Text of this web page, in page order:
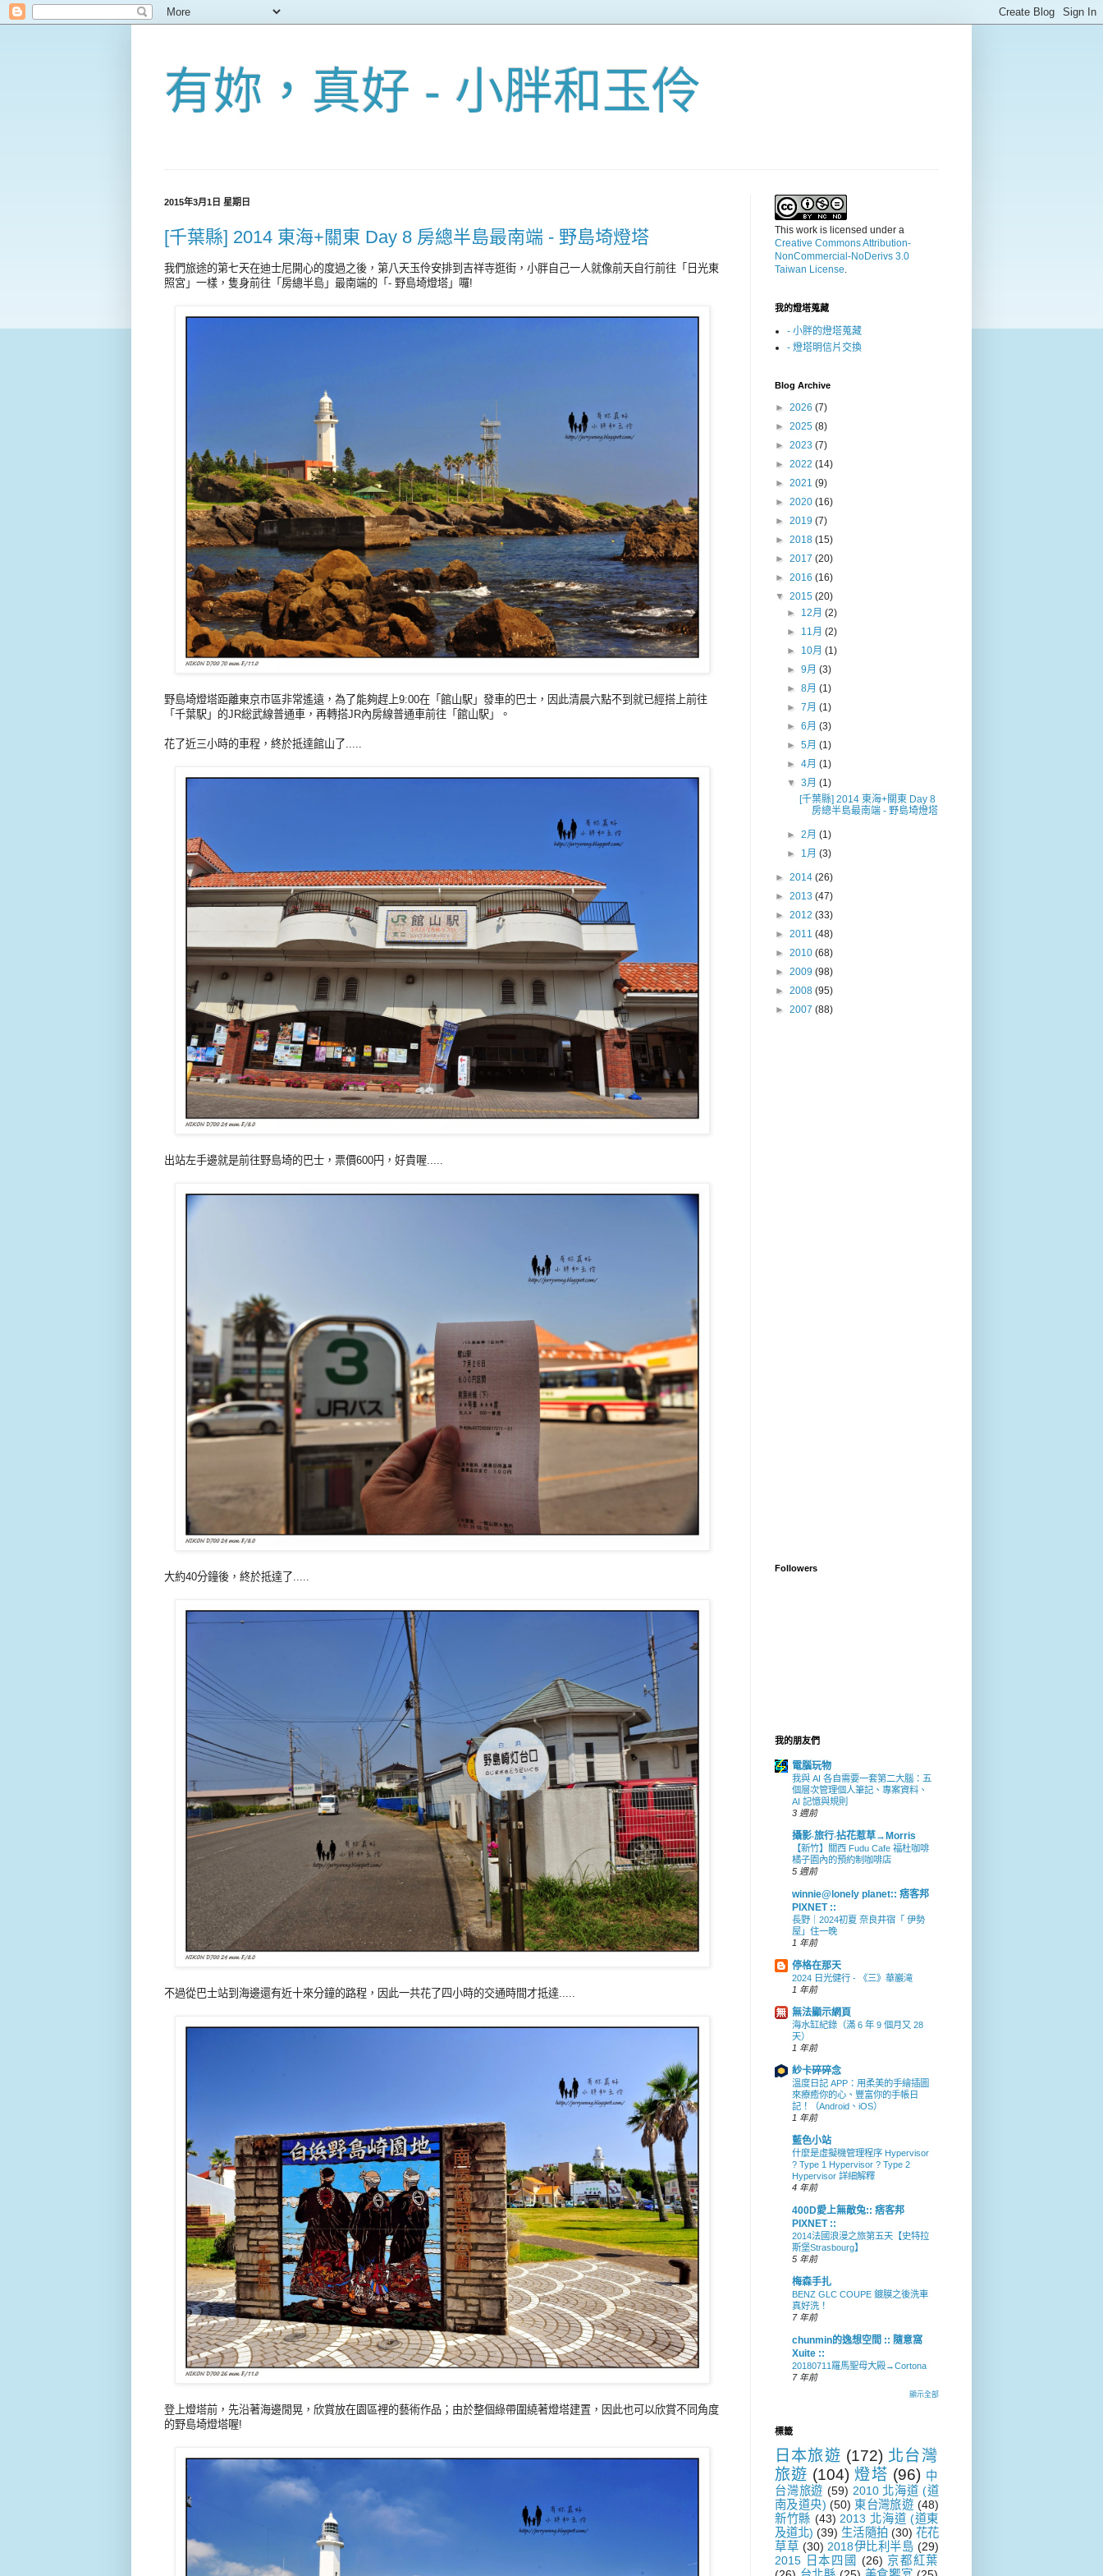
有妳，真好 - 小胖和玉伶
2015年3月1日 星期日
[千葉縣] 2014 東海+關東 Day 8 房總半島最南端 - 野島埼燈塔
我們旅途的第七天在迪士尼開心的度過之後，第八天玉伶安排到吉祥寺逛街，小胖自己一人就像前天自行前往「日光東
照宮」一樣，隻身前往「房總半島」最南端的「- 野島埼燈塔」囉!
野島埼燈塔距離東京市區非常遙遠，為了能夠趕上9:00在「館山駅」發車的巴士，因此清晨六點不到就已經搭上前往
「千葉駅」的JR総武線普通車，再轉搭JR內房線普通車前往「館山駅」。
花了近三小時的車程，終於抵達館山了.....
出站左手邊就是前往野島埼的巴士，票價600円，好貴喔.....
大約40分鐘後，終於抵達了.....
不過從巴士站到海邊還有近十來分鐘的路程，因此一共花了四小時的交通時間才抵達.....
登上燈塔前，先沿著海邊閒晃，欣賞放在園區裡的藝術作品；由於整個綠帶圍繞著燈塔建置，因此也可以欣賞不同角度
的野島埼燈塔喔!
This work is licensed under a
Creative Commons Attribution-
NonCommercial-NoDerivs 3.0
Taiwan License.
我的燈塔蒐藏
- 小胖的燈塔蒐藏
- 燈塔明信片交換
Blog Archive
► 2026 (7)
► 2025 (8)
► 2023 (7)
► 2022 (14)
► 2021 (9)
► 2020 (16)
► 2019 (7)
► 2018 (15)
► 2017 (20)
► 2016 (16)
▼ 2015 (20)
► 12月(2)
► 11月(2)
► 10月(1)
►9月(3)
►8月(1)
►7月(1)
►6月(3)
►5月(1)
►4月(1)
▼3月(1)
[千葉縣] 2014 東海+關東 Day 8
房總半島最南端 - 野島埼燈塔
►2月(1)
► 1月(3)
► 2014 (26)
► 2013 (47)
► 2012 (33)
► 2011 (48)
► 2010 (68)
► 2009 (98)
► 2008 (95)
► 2007 (88)
Followers
我的朋友們
電腦玩物
我與 AI 各自需要一套第二大腦：五
個層次管理個人筆記、專案資料、
AI 記憶與規則
3 週前
攝影‧旅行‧拈花惹草→Morris
【新竹】關西 Fudu Cafe 福杜咖啡
橘子園內的預約制咖啡店
5 週前
winnie@lonely planet:: 痞客邦
PIXNET ::
長野｜2024初夏 奈良井宿「 伊勢
屋」住一晚
1 年前
停格在那天
2024 日光健行 - 《三》華巖滝
1 年前
無法顯示網頁
海水缸紀錄（滿 6 年 9 個月又 28
天）
1 年前
紗卡碎碎念
溫度日記 APP：用柔美的手繪插圖
來療癒你的心、豐富你的手帳日
記！（Android、iOS）
1 年前
藍色小站
什麼是虛擬機管理程序 Hypervisor
? Type 1 Hypervisor ? Type 2
Hypervisor 詳細解釋
4 年前
400D愛上無敵兔:: 痞客邦
PIXNET ::
2014法國浪漫之旅第五天【史特拉
斯堡Strasbourg】
5 年前
梅森手扎
BENZ GLC COUPE 鍍膜之後洗車
真好洗！
7 年前
chunmin的逸想空間 :: 隨意窩
Xuite ::
20180711羅馬聖母大殿→Cortona
7 年前
顯示全部
標籤
日本旅遊 (172) 北台灣
旅遊 (104) 燈塔 (96) 中
台灣旅遊 (59) 2010 北海道 (道
南及道央) (50) 東台灣旅遊 (48)
新竹縣 (43) 2013 北海道 (道東
及道北) (39) 生活隨拍 (30) 花花
草草 (30) 2018伊比利半島 (29)
2015 日本四國 (26) 京都紅葉